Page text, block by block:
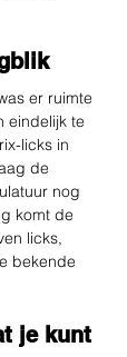
er ruimte
eindelijk te
licks in
de
nog
komt de
licks,
bekende
je kunt